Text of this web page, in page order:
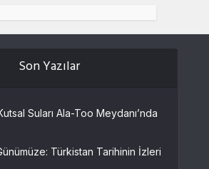
Son Yazılar
Kutsal Suları Ala-Too Meydanı’nda
Türkistan Tarihinin İzleri